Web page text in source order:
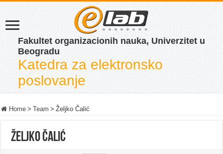
Fakultet organizacionih nauka, Univerzitet u
Beogradu
Katedra za elektronsko
poslovanje
Home > Team > Željko Čalić
Željko Čalić